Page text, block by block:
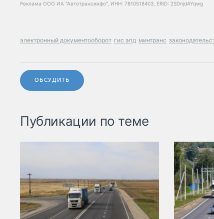
Реклама ООО ИА "Автотрансинфо", ИНН: 7810518403, ERID: 2SDnjdAYqwg
электронный документооборот гис эпд минтранс
ОБСУДИТЬ
Публикации по теме